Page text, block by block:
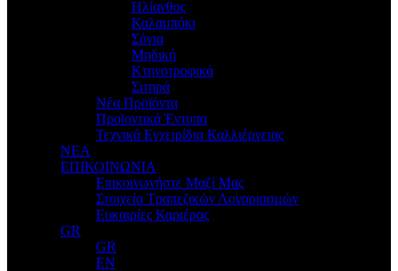
Ηλίανθος
Καλαμπόκι
Σόγια
Μηδική
Κτηνοτροφικά
Σιτηρά
Νέα Προϊόντα
Προϊοντικά Έντυπα
Τεχνικά Εγχειρίδια Καλλιέργειας
ΝΕΑ
ΕΠΙΚΟΙΝΩΝΙΑ
Επικοινωνήστε Μαζί Μας
Στοιχεία Τραπεζικών Λογαριασμών
Ευκαιρίες Καριέρας
GR
GR
EN